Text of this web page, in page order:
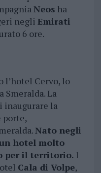
Neos ha
negli Emirati
6 ore.
l’hotel Cervo, lo
Smeralda. La
inaugurare la
porte,
Nato negli
hotel molto
per il territorio. l
Cala di Volpe,